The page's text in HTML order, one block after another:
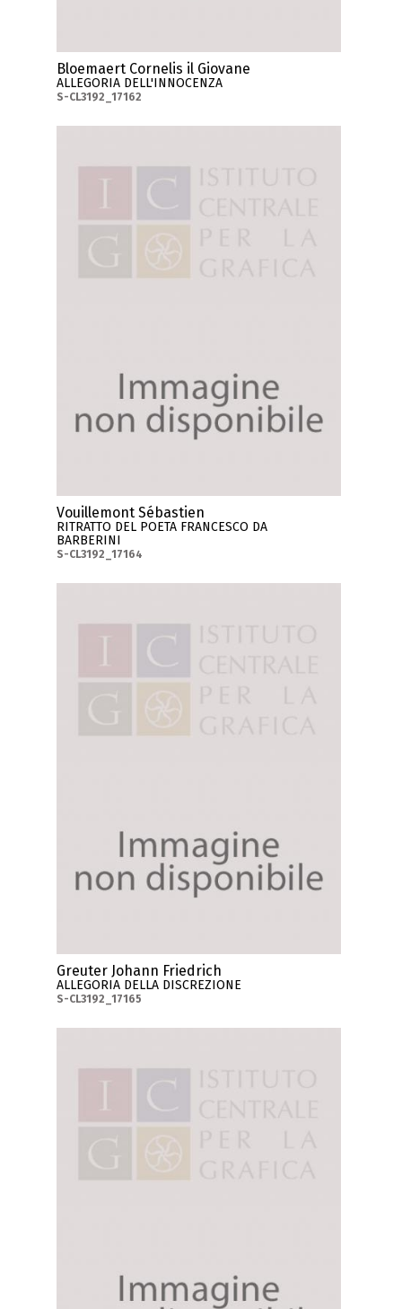
Bloemaert Cornelis il Giovane
ALLEGORIA DELL'INNOCENZA
S-CL3192_17162
Vouillemont Sébastien
RITRATTO DEL POETA FRANCESCO DA
BARBERINI
S-CL3192_17164
Greuter Johann Friedrich
ALLEGORIA DELLA DISCREZIONE
S-CL3192_17165